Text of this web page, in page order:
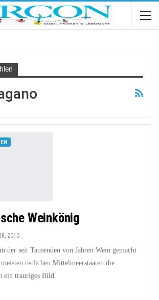
Weinkönig
2010
der seit Tausenden von Jahren Wein gemacht
östlichen Mittelmeerstaaten die
ein trauriges Bild